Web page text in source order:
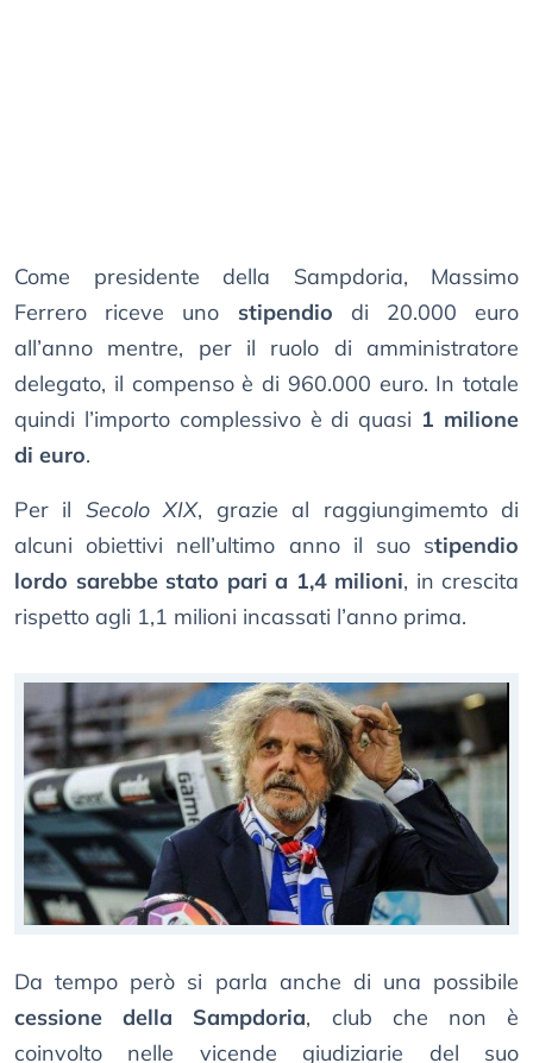
Come presidente della Sampdoria, Massimo
Ferrero riceve uno stipendio di 20.000 euro
all’anno mentre, per il ruolo di amministratore
delegato, il compenso è di 960.000 euro. In totale
quindi l’importo complessivo è di quasi 1 milione
di euro.
Per il Secolo XIX, grazie al raggiungimemto di
alcuni obiettivi nell’ultimo anno il suo stipendio
lordo sarebbe stato pari a 1,4 milioni, in crescita
rispetto agli 1,1 milioni incassati l’anno prima.
Da tempo però si parla anche di una possibile
cessione della Sampdoria, club che non è
coinvolto nelle vicende giudiziarie del suo